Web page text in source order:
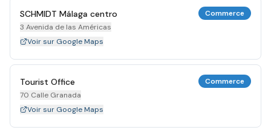
SCHMIDT Málaga centro
3 Avenida de las Américas
Commerce
Voir sur Google Maps
Tourist Office
70 Calle Granada
Commerce
Voir sur Google Maps